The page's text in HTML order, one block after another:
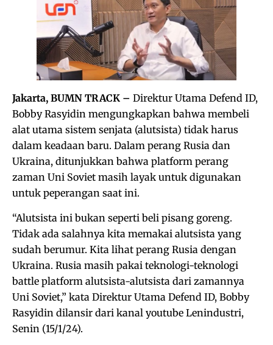
Jakarta, BUMN TRACK – Direktur Utama Defend ID,
Bobby Rasyidin mengungkapkan bahwa membeli
alat utama sistem senjata (alutsista) tidak harus
dalam keadaan baru. Dalam perang Rusia dan
Ukraina, ditunjukkan bahwa platform perang
zaman Uni Soviet masih layak untuk digunakan
untuk peperangan saat ini.
“Alutsista ini bukan seperti beli pisang goreng.
Tidak ada salahnya kita memakai alutsista yang
sudah berumur. Kita lihat perang Rusia dengan
Ukraina. Rusia masih pakai teknologi-teknologi
battle platform alutsista-alutsista dari zamannya
Uni Soviet,” kata Direktur Utama Defend ID, Bobby
Rasyidin dilansir dari kanal youtube Lenindustri,
Senin (15/1/24).